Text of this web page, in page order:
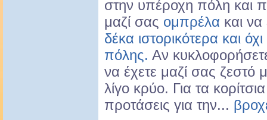
στην υπέροχη πόλη και
μαζί σας ομπρέλα και
δέκα ιστορικότερα και
πόλης. Αν
να έχετε μαζί σας
λίγο κρύο. Για τα
προτάσεις για την...